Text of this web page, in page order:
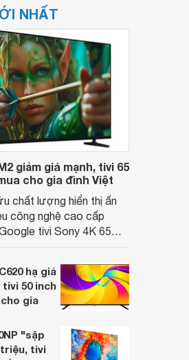
NHẤT
giảm giá mạnh, tivi 65
cho gia đình Việt
chất lượng hiển thị ấn
công nghệ cao cấp
tivi Sony 4K 65
máy giảm giá sâu.
hạ giá
50 inch
gia
"sập
tivi